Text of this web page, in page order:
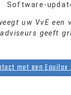
Software-
uw VvE
geeft
met een Equilox